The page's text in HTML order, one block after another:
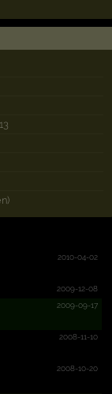
2010-04-02
2009-12-08
2009-09-17
2008-11-10
2008-10-20